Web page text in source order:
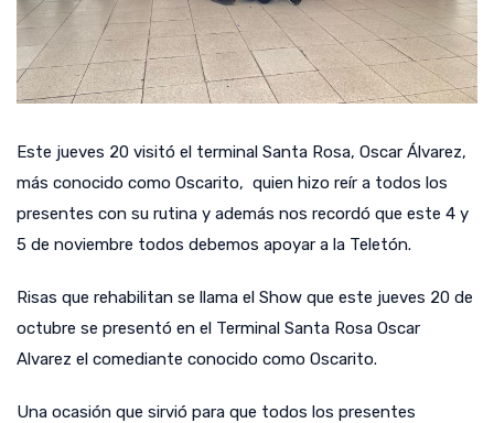
Este jueves 20 visitó el terminal Santa Rosa, Oscar Álvarez,
más conocido como Oscarito, quien hizo reír a todos los
presentes con su rutina y además nos recordó que este 4 y
5 de noviembre todos debemos apoyar a la Teletón.
Risas que rehabilitan se llama el Show que este jueves 20 de
octubre se presentó en el Terminal Santa Rosa Oscar
Alvarez el comediante conocido como Oscarito.
Una ocasión que sirvió para que todos los presentes